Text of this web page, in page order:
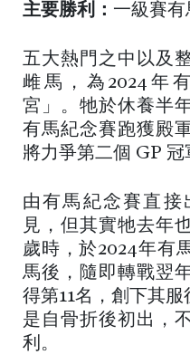
主要勝利： 一級賽有
五大熱門之中以及
雌馬，為2024年
宮」。牠於休養半
有馬紀念賽跑獲殿
將力爭第二個 GP 冠
由有馬紀念賽直接
見，但其實牠去年
歲時，於2024年有
馬後，隨即轉戰翌
得第11名，創下其
是自骨折後初出，
利。